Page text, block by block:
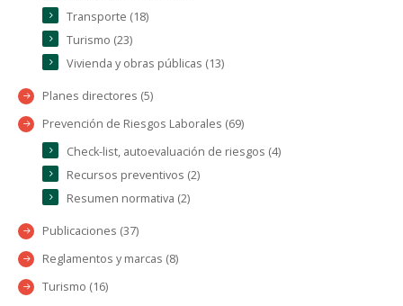
Transporte (18)
Turismo (23)
Vivienda y obras públicas (13)
Planes directores (5)
Prevención de Riesgos Laborales (69)
Check-list, autoevaluación de riesgos (4)
Recursos preventivos (2)
Resumen normativa (2)
Publicaciones (37)
Reglamentos y marcas (8)
Turismo (16)